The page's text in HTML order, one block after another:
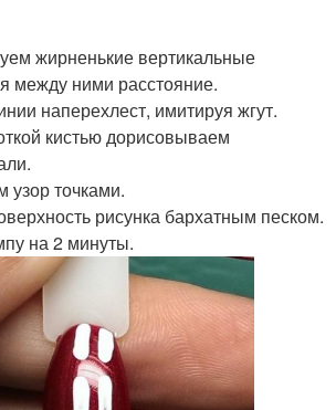
жирненькие вертикальные
между ними расстояние.
наперехлест, имитируя жгут.
кистью дорисовываем
узор точками.
рисунка бархатным песком.
на 2 минуты.